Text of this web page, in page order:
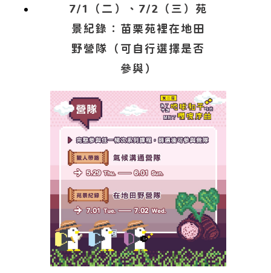
7/1（二）、7/2（三）苑
景紀錄：苗栗苑裡在地田
野營隊（可自行選擇是否
參與）